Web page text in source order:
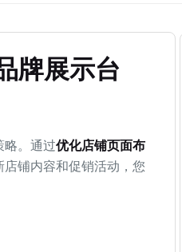
牌展示台
略。通过优化店铺页面布
铺内容和促销活动，您